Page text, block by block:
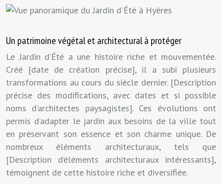
Un patrimoine végétal et architectural à protéger
Le Jardin d’Été a une histoire riche et mouvementée.
Créé [date de création précise], il a subi plusieurs
transformations au cours du siècle dernier. [Description
précise des modifications, avec dates et si possible
noms d’architectes paysagistes]. Ces évolutions ont
permis d’adapter le jardin aux besoins de la ville tout
en préservant son essence et son charme unique. De
nombreux éléments architecturaux, tels que
[Description d’éléments architecturaux intéressants],
témoignent de cette histoire riche et diversifiée.